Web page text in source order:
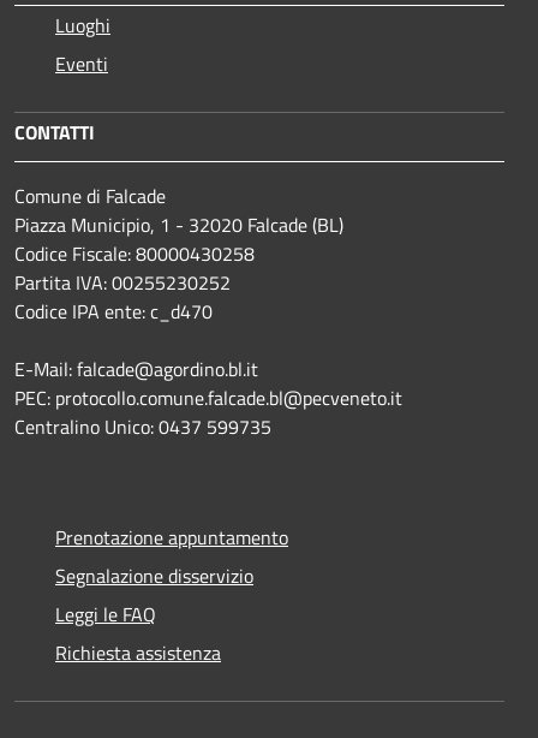
Luoghi
Eventi
CONTATTI
Comune di Falcade
Piazza Municipio, 1 - 32020 Falcade (BL)
Codice Fiscale: 80000430258
Partita IVA: 00255230252
Codice IPA ente: c_d470
E-Mail: falcade@agordino.bl.it
PEC: protocollo.comune.falcade.bl@pecveneto.it
Centralino Unico: 0437 599735
Prenotazione appuntamento
Segnalazione disservizio
Leggi le FAQ
Richiesta assistenza